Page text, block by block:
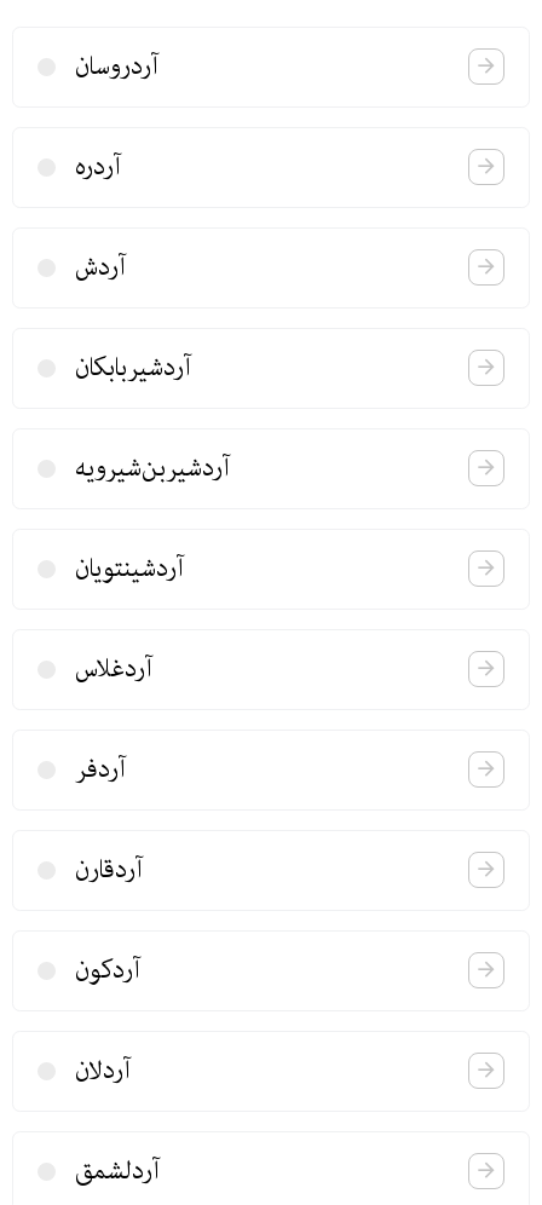
آردروسان
آردره
آردش
آردشیربابكان
آردشیربن‌شیرویه
آردشینتویان
آردغلاس
آردفر
آردقارن
آردكون
آردلان
آردلشمق